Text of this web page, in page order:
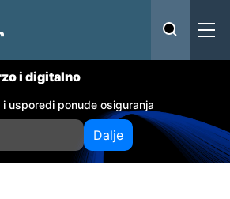
i digitalno
usporedi ponude osiguranja
Dalje